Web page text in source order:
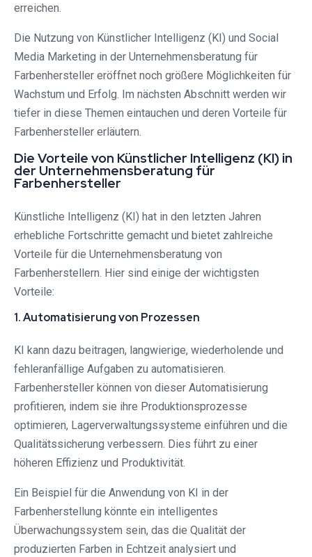
erreichen.
Die Nutzung von Künstlicher Intelligenz (KI) und Social
Media Marketing in der Unternehmensberatung für
Farbenhersteller eröffnet noch größere Möglichkeiten für
Wachstum und Erfolg. Im nächsten Abschnitt werden wir
tiefer in diese Themen eintauchen und deren Vorteile für
Farbenhersteller erläutern.
Die Vorteile von Künstlicher Intelligenz (KI) in
der Unternehmensberatung für
Farbenhersteller
Künstliche Intelligenz (KI) hat in den letzten Jahren
erhebliche Fortschritte gemacht und bietet zahlreiche
Vorteile für die Unternehmensberatung von
Farbenherstellern. Hier sind einige der wichtigsten
Vorteile:
1. Automatisierung von Prozessen
KI kann dazu beitragen, langwierige, wiederholende und
fehleranfällige Aufgaben zu automatisieren.
Farbenhersteller können von dieser Automatisierung
profitieren, indem sie ihre Produktionsprozesse
optimieren, Lagerverwaltungssysteme einführen und die
Qualitätssicherung verbessern. Dies führt zu einer
höheren Effizienz und Produktivität.
Ein Beispiel für die Anwendung von KI in der
Farbenherstellung könnte ein intelligentes
Überwachungssystem sein, das die Qualität der
produzierten Farben in Echtzeit analysiert und